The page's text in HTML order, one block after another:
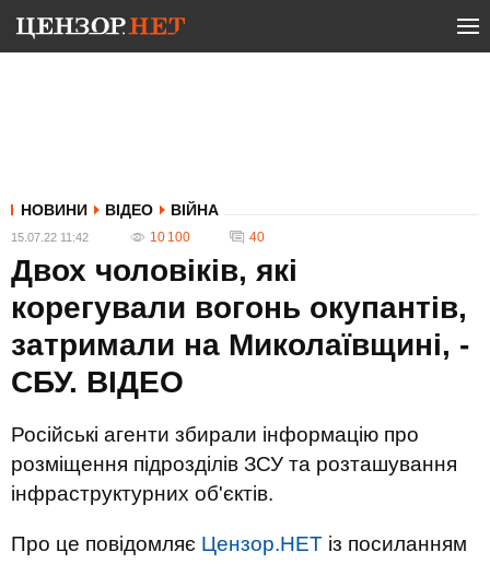
НОВИНИ ВІДЕО ВІЙНА
15.07.22 11:42 10 100 40
Двох чоловіків, які
корегували вогонь окупантів,
затримали на Миколаївщині, -
СБУ. ВIДЕО
Російські агенти збирали інформацію про
розміщення підрозділів ЗСУ та розташування
інфраструктурних об'єктів.
Про це повідомляє Цензор.НЕТ із посиланням